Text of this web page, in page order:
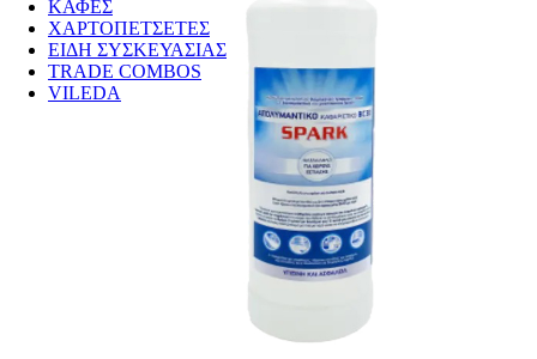
ΚΑΦΕΣ
ΧΑΡΤΟΠΕΤΣΕΤΕΣ
ΕΙΔΗ ΣΥΣΚΕΥΑΣΙΑΣ
TRADE COMBOS
VILEDA